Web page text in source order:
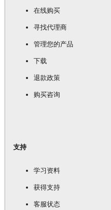
在线购买
寻找代理商
管理您的产品
下载
退款政策
购买咨询
支持
学习资料
获得支持
客服状态